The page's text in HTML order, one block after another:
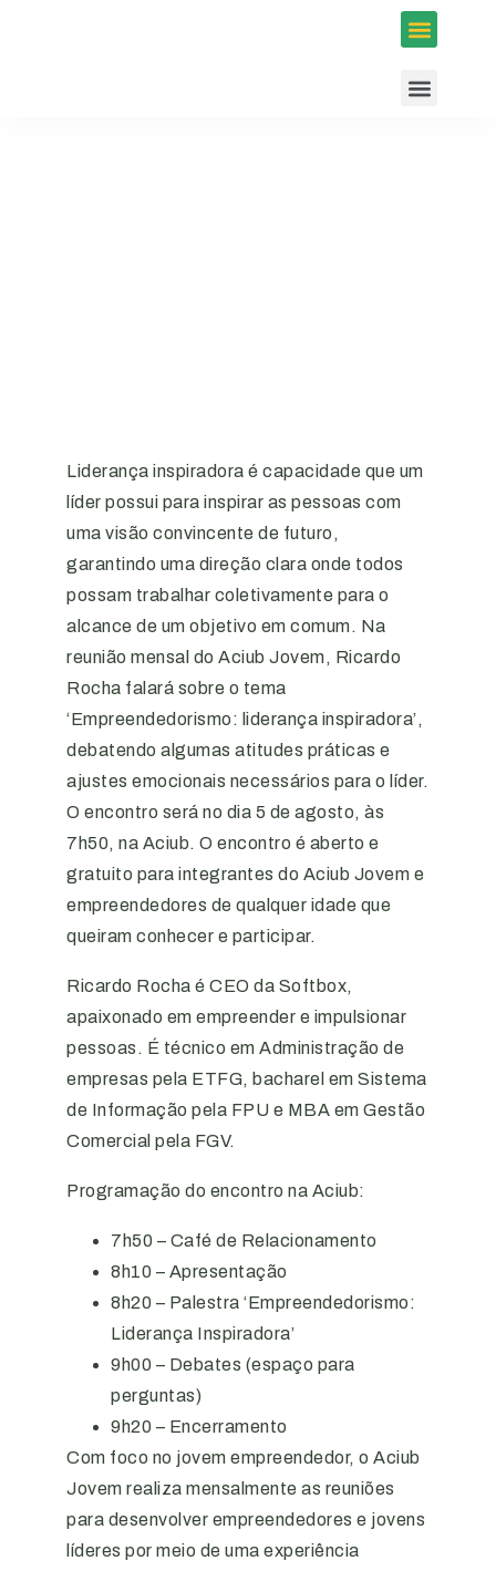
Liderança inspiradora é capacidade que um
líder possui para inspirar as pessoas com
uma visão convincente de futuro,
garantindo uma direção clara onde todos
possam trabalhar coletivamente para o
alcance de um objetivo em comum. Na
reunião mensal do Aciub Jovem, Ricardo
Rocha falará sobre o tema
‘Empreendedorismo: liderança inspiradora’,
debatendo algumas atitudes práticas e
ajustes emocionais necessários para o líder.
O encontro será no dia 5 de agosto, às
7h50, na Aciub. O encontro é aberto e
gratuito para integrantes do Aciub Jovem e
empreendedores de qualquer idade que
queiram conhecer e participar.
Ricardo Rocha é CEO da Softbox,
apaixonado em empreender e impulsionar
pessoas. É técnico em Administração de
empresas pela ETFG, bacharel em Sistema
de Informação pela FPU e MBA em Gestão
Comercial pela FGV.
Programação do encontro na Aciub:
7h50 – Café de Relacionamento
8h10 – Apresentação
8h20 – Palestra ‘Empreendedorismo:
Liderança Inspiradora’
9h00 – Debates (espaço para
perguntas)
9h20 – Encerramento
Com foco no jovem empreendedor, o Aciub
Jovem realiza mensalmente as reuniões
para desenvolver empreendedores e jovens
líderes por meio de uma experiência